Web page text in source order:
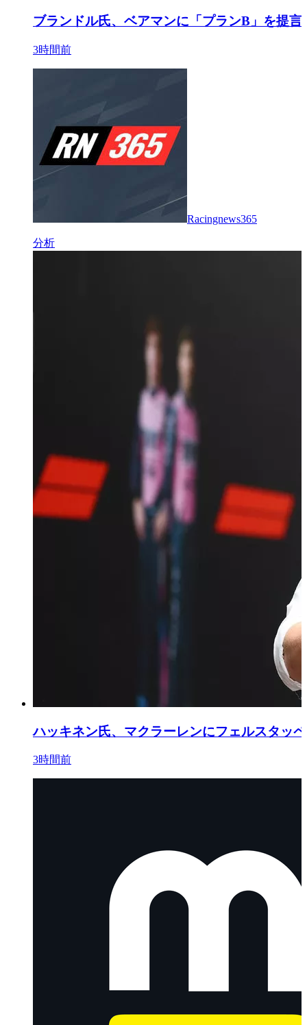
ブランドル氏、ベアマンに「プランB」を提
3時間前
Racingnews365
分析
ハッキネン氏、マクラーレンにフェルスタッ
3時間前